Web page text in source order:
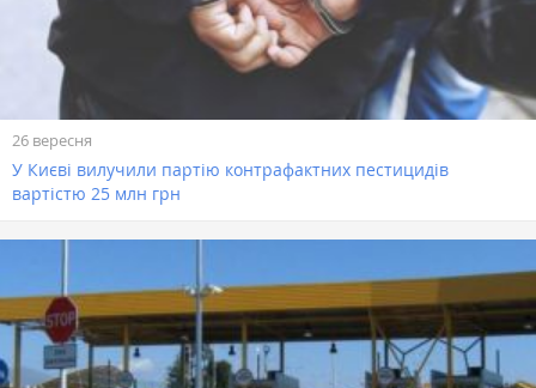
26 вересня
У Києві вилучили партію контрафактних пестицидів
вартістю 25 млн грн